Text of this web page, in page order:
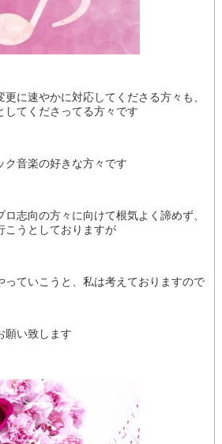
に速やかに対応してくださる方々も、
してくださってる方々です
ク音楽の好きな方々です
志向の方々に向けて根気よく諦めず、
こうとしておりますが
っていこうと、私は考えておりますので
願い致します